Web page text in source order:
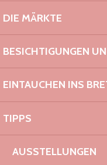
DIE MÄRKTE
BESICHTIGUNGEN
EINTAUCHEN INS
TIPPS
AUSSTELLUNGEN